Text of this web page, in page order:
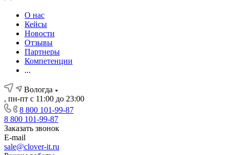
О нас
Кейсы
Новости
Отзывы
Партнеры
Компетенции
...
Вологда
, пн-пт с 11:00 до 23:00
8 800 101-99-87
8 800 101-99-87
Заказать звонок
E-mail
sale@clover-it.ru